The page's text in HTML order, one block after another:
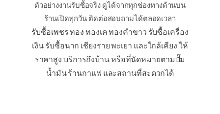
ตัวอย่างงานรับซื้อจริง ดูได้จากทุกช่องทางด้านบน
ร้านเปิดทุกวัน ติดต่อสอบถามได้ตลอดเวลา
รับซื้อเพชร ทอง ทองเค ทองคำขาว รับซื้อเครื่อง
เงิน รับซื้อนาก เชียงราย พะเยา และใกล้เคียง ให้
ราคาสูง บริการถึงบ้าน หรือที่นัดหมายตามปั๊ม
น้ำมัน ร้านกาแฟ และสถานที่สะดวกได้